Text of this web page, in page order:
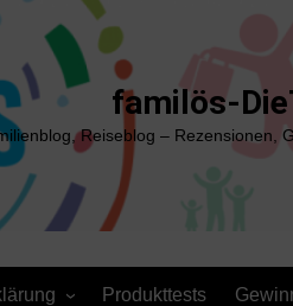
familös-
Reiseblog – Rezensionen,
Produkttests